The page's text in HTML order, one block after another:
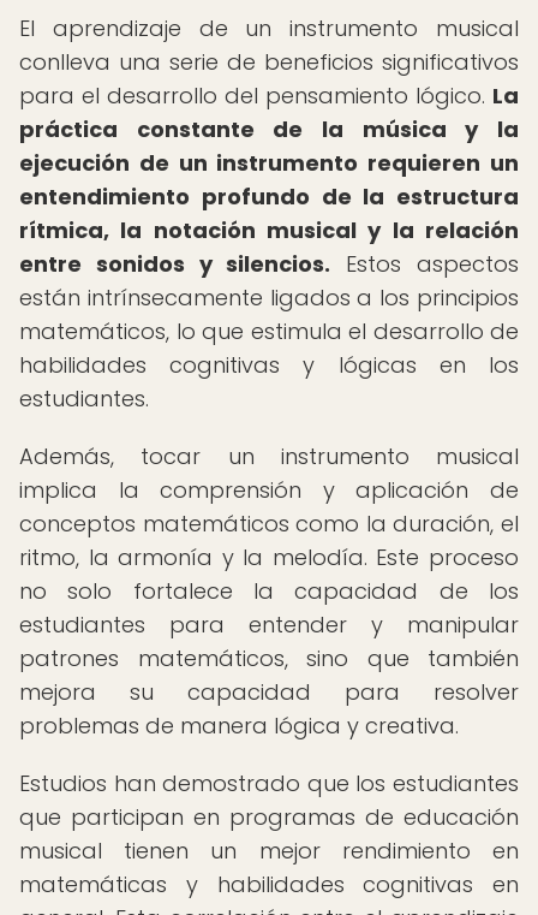
El aprendizaje de un instrumento musical
conlleva una serie de beneficios significativos
para el desarrollo del pensamiento lógico. La
práctica constante de la música y la
ejecución de un instrumento requieren un
entendimiento profundo de la estructura
rítmica, la notación musical y la relación
entre sonidos y silencios. Estos aspectos
están intrínsecamente ligados a los principios
matemáticos, lo que estimula el desarrollo de
habilidades cognitivas y lógicas en los
estudiantes.
Además, tocar un instrumento musical
implica la comprensión y aplicación de
conceptos matemáticos como la duración, el
ritmo, la armonía y la melodía. Este proceso
no solo fortalece la capacidad de los
estudiantes para entender y manipular
patrones matemáticos, sino que también
mejora su capacidad para resolver
problemas de manera lógica y creativa.
Estudios han demostrado que los estudiantes
que participan en programas de educación
musical tienen un mejor rendimiento en
matemáticas y habilidades cognitivas en